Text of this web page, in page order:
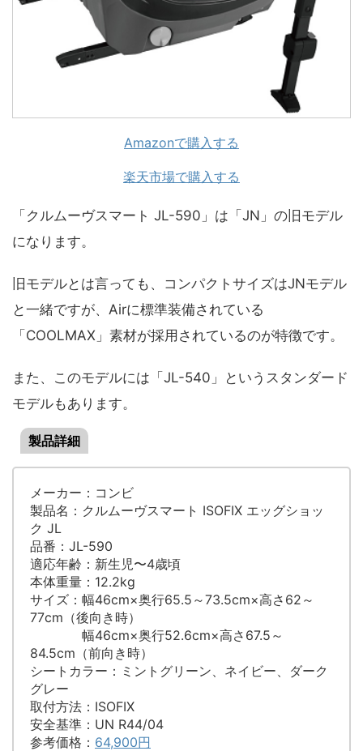
Amazonで購入する
楽天市場で購入する
「クルムーヴスマート JL-590」は「JN」の旧モデル
になります。
旧モデルとは言っても、コンパクトサイズはJNモデル
と一緒ですが、Airに標準装備されている
「COOLMAX」素材が採用されているのが特徴です。
また、このモデルには「JL-540」というスタンダード
モデルもあります。
製品詳細
メーカー：コンビ
製品名：クルムーヴスマート ISOFIX エッグショッ
ク JL
品番：JL-590
適応年齢：新生児〜4歳頃
本体重量：12.2kg
サイズ：幅46cm×奥行65.5～73.5cm×高さ62～
77cm（後向き時）
幅46cm×奥行52.6cm×高さ67.5～
84.5cm（前向き時）
シートカラー：ミントグリーン、ネイビー、ダーク
グレー
取付方法：ISOFIX
安全基準：UN R44/04
参考価格： 64,900円